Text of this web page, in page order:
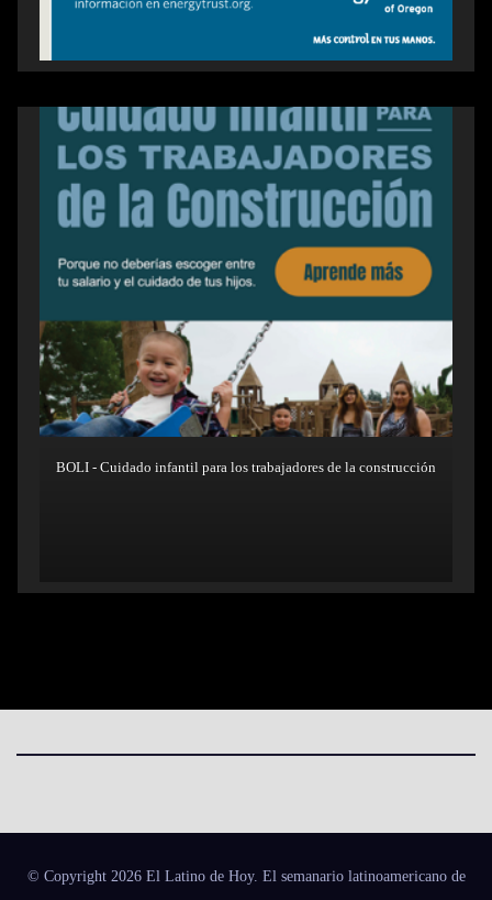
BOLI - Cuidado infantil para los trabajadores de la construcción
© Copyright 2026 El Latino de Hoy. El semanario latinoamericano de